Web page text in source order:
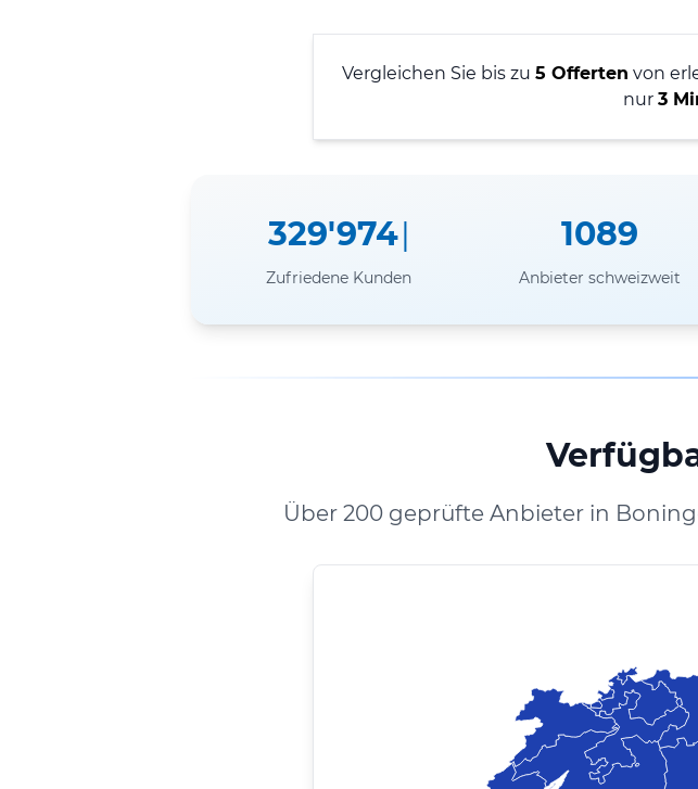
Vergleichen Sie bis zu 5 Offerten von
nur 3
329'974
Zufriedene Kunden
1089
Anbieter schweizweit
Über 200 geprüfte Anbieter in